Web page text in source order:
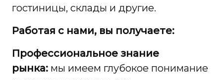
гостиницы, склады и другие.
Работая с нами, вы получаете:
Профессиональное знание
рынка: мы имеем глубокое понимание